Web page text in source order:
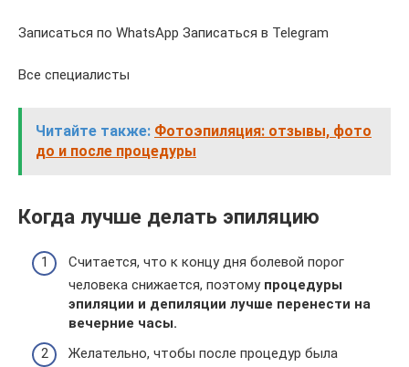
Записаться по WhatsApp Записаться в Telegram
Все специалисты
Читайте также: Фотоэпиляция: отзывы, фото
до и после процедуры
Когда лучше делать эпиляцию
Считается, что к концу дня болевой порог
человека снижается, поэтому процедуры
эпиляции и депиляции лучше перенести на
вечерние часы.
Желательно, чтобы после процедур была